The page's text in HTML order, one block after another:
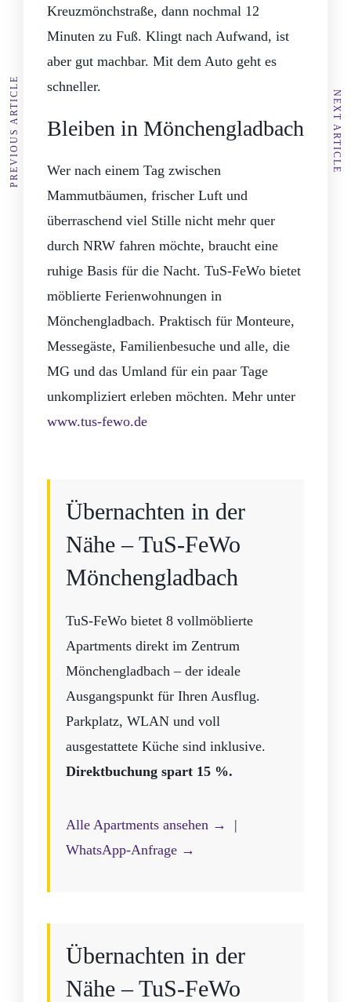
Kreuzmönchstraße, dann nochmal 12
Minuten zu Fuß. Klingt nach Aufwand, ist
aber gut machbar. Mit dem Auto geht es
schneller.
Bleiben in Mönchengladbach
Wer nach einem Tag zwischen
Mammutbäumen, frischer Luft und
überraschend viel Stille nicht mehr quer
durch NRW fahren möchte, braucht eine
ruhige Basis für die Nacht. TuS-FeWo bietet
möblierte Ferienwohnungen in
Mönchengladbach. Praktisch für Monteure,
Messegäste, Familienbesuche und alle, die
MG und das Umland für ein paar Tage
unkompliziert erleben möchten. Mehr unter
www.tus-fewo.de
Übernachten in der
Nähe – TuS-FeWo
Mönchengladbach
TuS-FeWo bietet 8 vollmöblierte
Apartments direkt im Zentrum
Mönchengladbach – der ideale
Ausgangspunkt für Ihren Ausflug.
Parkplatz, WLAN und voll
ausgestattete Küche sind inklusive.
Direktbuchung spart 15 %.
Alle Apartments ansehen →
|
WhatsApp-Anfrage →
Übernachten in der
Nähe – TuS-FeWo
PREVIOUS ARTICLE NEXT ARTICLE